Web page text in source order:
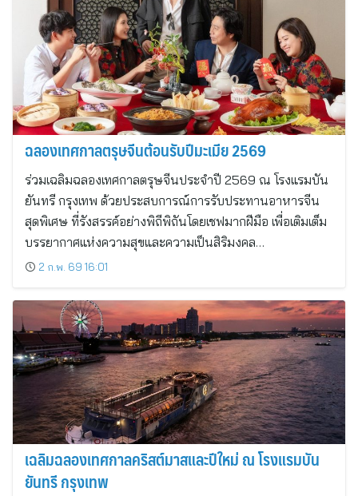
ฉลองเทศกาลตรุษจีนต้อนรับปีมะเมีย 2569
ร่วมเฉลิมฉลองเทศกาลตรุษจีนประจำปี 2569 ณ โรงแรมบัน
ยันทรี กรุงเทพ ด้วยประสบการณ์การรับประทานอาหารจีน
สุดพิเศษ ที่รังสรรค์อย่างพิถีพิถันโดยเชฟมากฝีมือ เพื่อเติมเต็ม
บรรยากาศแห่งความสุขและความเป็นสิริมงคล…
2 ก.พ. 69 16:01
เฉลิมฉลองเทศกาลคริสต์มาสและปีใหม่ ณ โรงแรมบัน
ยันทรี กรุงเทพ